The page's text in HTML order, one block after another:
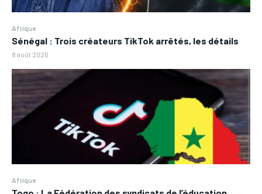
Afrique
Sénégal : Trois créateurs TikTok arrêtés, les détails
8 août 2026
Afrique